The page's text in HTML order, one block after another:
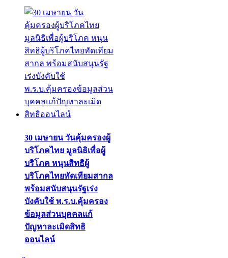
30 เมษายน วันคุ้มครองผู้
บริโภคไทย มูลนิธิเพื่อผู้
บริโภค หนุนสิทธิผู้
บริโภคไทยทัดเทียมสากล
พร้อมสนับสนุนรัฐเร่ง
บังคับใช้ พ.ร.บ.คุ้มครอง
ข้อมูลส่วนบุคคลแก้
ปัญหาละเมิดสิทธิ
ออนไลน์